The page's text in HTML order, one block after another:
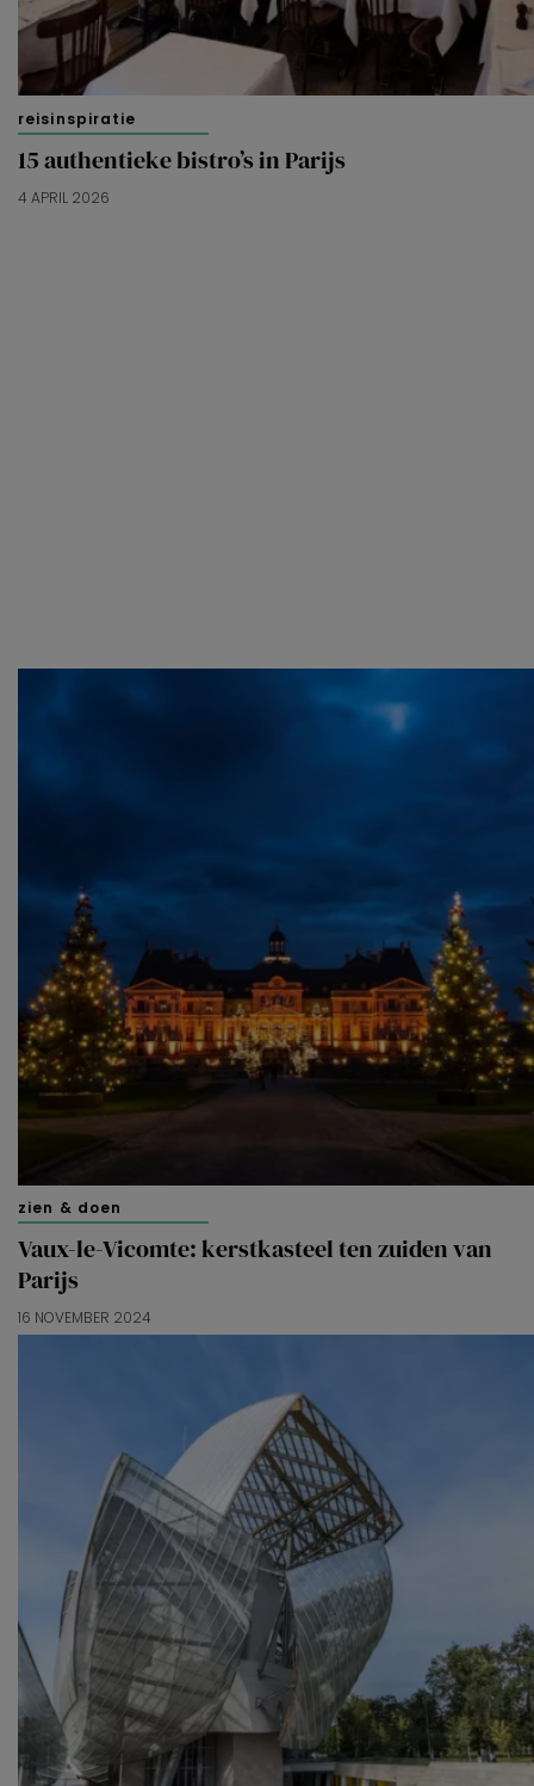
reisinspiratie
15 authentieke bistro’s in Parijs
4 APRIL 2026
zien & doen
Vaux-le-Vicomte: kerstkasteel ten zuiden van
Parijs
16 NOVEMBER 2024